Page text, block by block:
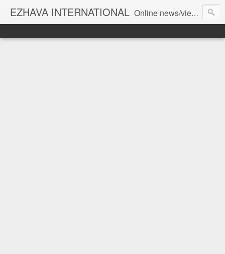
EZHAVA INTERNATIONAL Online news/views JOURNAL... Connecting the community worldwide Editorial Director: Prem Chandran